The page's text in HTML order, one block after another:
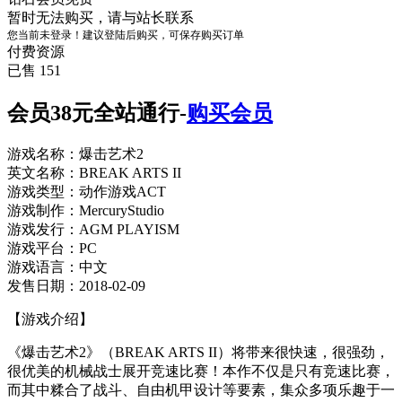
暂时无法购买，请与站长联系
您当前未登录！建议登陆后购买，可保存购买订单
付费资源
已售 151
会员38元全站通行-购买会员
游戏名称：爆击艺术2
英文名称：BREAK ARTS II
游戏类型：动作游戏ACT
游戏制作：MercuryStudio
游戏发行：AGM PLAYISM
游戏平台：PC
游戏语言：中文
发售日期：2018-02-09
【游戏介绍】
《爆击艺术2》（BREAK ARTS II）将带来很快速，很强劲，
很优美的机械战士展开竞速比赛！本作不仅是只有竞速比赛，
而其中糅合了战斗、自由机甲设计等要素，集众多项乐趣于一